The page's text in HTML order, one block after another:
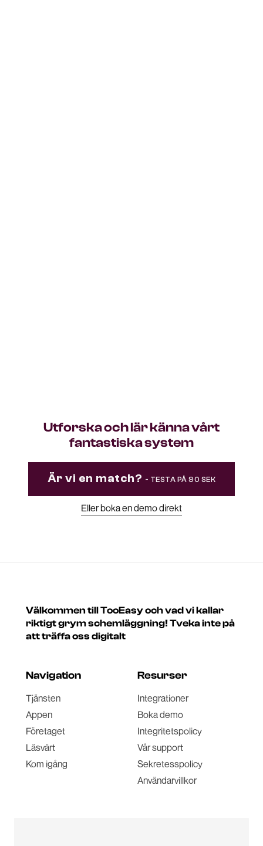
Utforska och lär känna vårt
fantastiska system
Är vi en match? - TESTA PÅ 90 SEK
Eller boka en demo direkt
Välkommen till TooEasy och vad vi kallar
riktigt grym schemläggning! Tveka inte på
att träffa oss digitalt
Navigation
Tjänsten
Appen
Företaget
Läsvärt
Kom igång
Resurser
Integrationer
Boka demo
Integritetspolicy
Vår support
Sekretesspolicy
Användarvillkor